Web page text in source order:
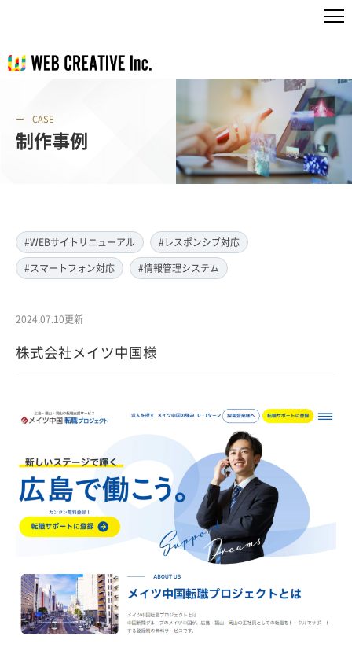
CASE
制作事例
#WEBサイトリニューアル
#レスポンシブ対応
#スマートフォン対応
#情報管理システム
2024.07.10更新
株式会社メイツ中国様